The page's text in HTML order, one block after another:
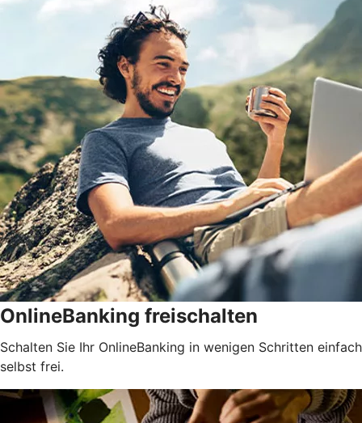
OnlineBanking freischalten
Schalten Sie Ihr OnlineBanking in wenigen Schritten einfach
selbst frei.